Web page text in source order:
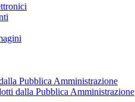
Pubblica Amministrazione
dalla Pubblica Amministrazione